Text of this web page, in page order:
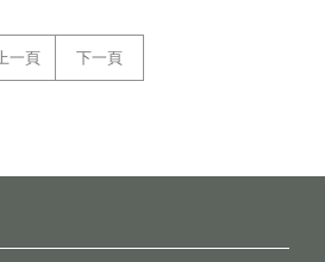
上一頁 下一頁